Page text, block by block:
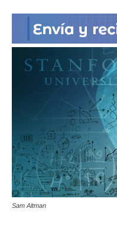
Sam Altman